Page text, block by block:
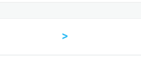
>